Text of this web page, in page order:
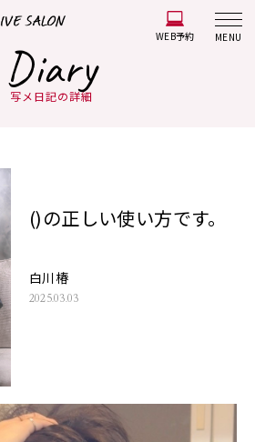
WEB予約 MENU
Diary
写メ日記の詳細
()の正しい使い方です。
白川椿
2025.03.03